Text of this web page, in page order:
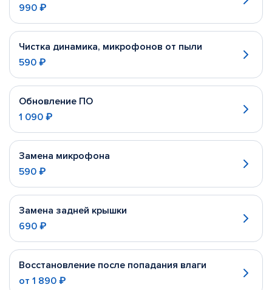
990 ₽
Чистка динамика, микрофонов от пыли
590 ₽
Обновление ПО
1 090 ₽
Замена микрофона
590 ₽
Замена задней крышки
690 ₽
Восстановление после попадания влаги
от 1 890 ₽